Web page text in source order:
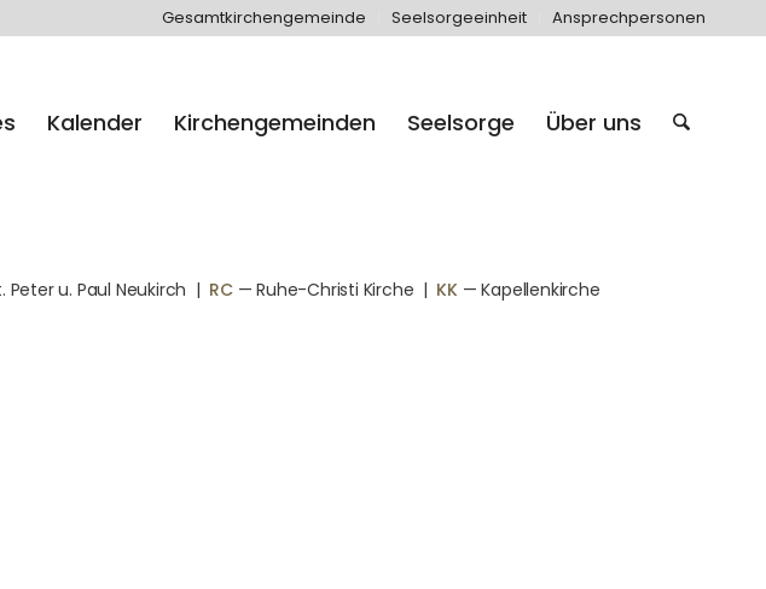
Gesamtkirchengemeinde Seelsorgeeinheit Ansprechpersonen
Kalender Kirchengemeinden Seelsorge Über uns
Peter u. Paul Neukirch | RC— Ruhe-Christi Kirche | KK — Kapellenkirche